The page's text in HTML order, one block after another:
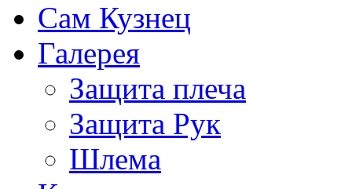
Сам Кузнец
Галерея
Защита плеча
Защита Рук
Шлема